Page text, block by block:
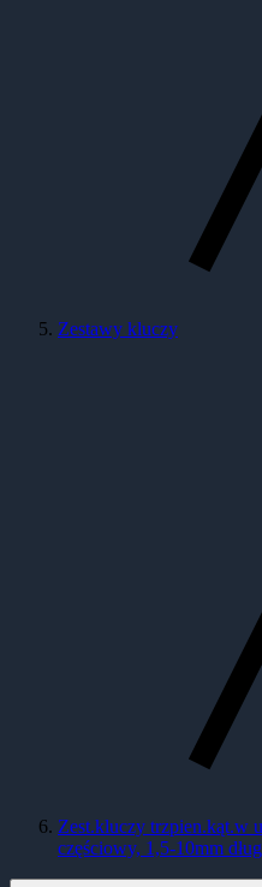
Zestawy kluczy
Zest.kluczy trzpien.kąt.w
częściowy, 1,5-10mm